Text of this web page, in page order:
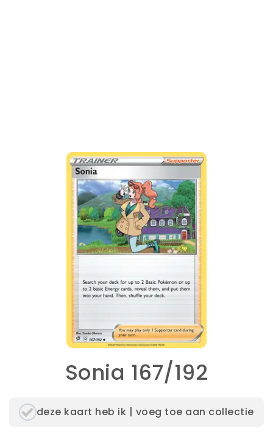
Sonia 167/192
deze kaart heb ik | voeg toe aan collectie